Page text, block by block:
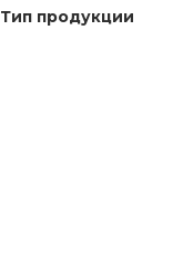
Тип продукции